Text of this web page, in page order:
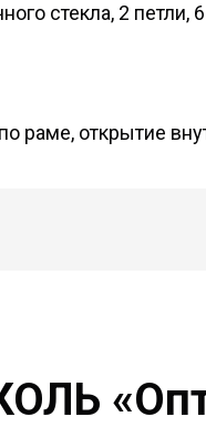
стекла, 2 петли,
раме, открытие